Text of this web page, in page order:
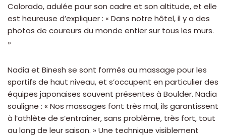
Colorado, adulée pour son cadre et son altitude, et elle
est heureuse d’expliquer : « Dans notre hôtel, il y a des
photos de coureurs du monde entier sur tous les murs.
»
Nadia et Binesh se sont formés au massage pour les
sportifs de haut niveau, et s’occupent en particulier des
équipes japonaises souvent présentes à Boulder. Nadia
souligne : « Nos massages font très mal, ils garantissent
à l’athlète de s’entraîner, sans problème, très fort, tout
au long de leur saison. » Une technique visiblement